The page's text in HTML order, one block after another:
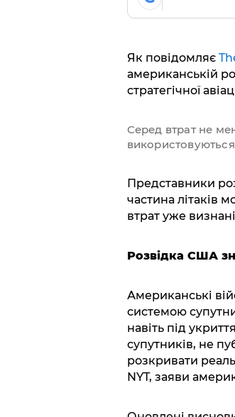
Як повідомляє
американській
стратегічної
Серед втрат не
Представники
частина літаків
втрат уже
Розвідка США
Американські
системою
навіть під
супутників, не
розкривати
NYT, заяви